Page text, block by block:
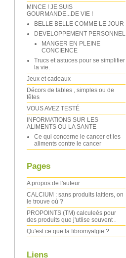
MINCE ! JE SUIS
GOURMANDE...DE VIE !
BELLE BELLE COMME LE JOUR
DEVELOPPEMENT PERSONNEL
MANGER EN PLEINE
CONCIENCE
Trucs et astuces pour se simplifier
la vie.
Jeux et cadeaux
Décors de tables , simples ou de
fêtes
VOUS AVEZ TESTÉ
INFORMATIONS SUR LES
ALIMENTS OU LA SANTE
Ce qui concerne le cancer et les
aliments contre le cancer
Pages
A propos de l'auteur
CALCIUM : sans produits laitiers, on
le trouve où ?
PROPOINTS (TM) calculeés pour
des produits que j'utlise souvent .
Qu'est ce que la fibromyalgie ?
Liens